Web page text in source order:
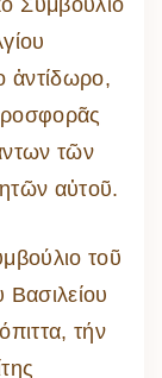
ἀντίδωρο,
τῶν
αὐτοῦ.
τοῦ
τήν